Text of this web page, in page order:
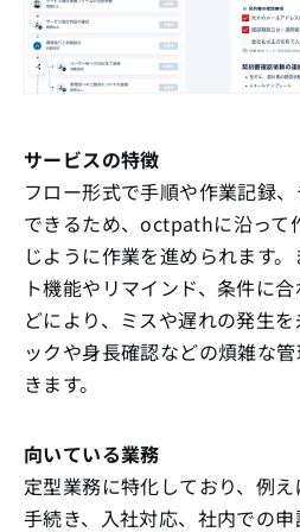
サービスの特徴
フロー形式で手順や作業記録
できるため、octpathに沿って
じように作業を進められます
ト機能やリマインド、条件に
どにより、ミスや遅れの発生
ックや身長確認などの煩雑な
きます。
向いている業務
定型業務に特化しており、例
手続き、入社対応、社内での